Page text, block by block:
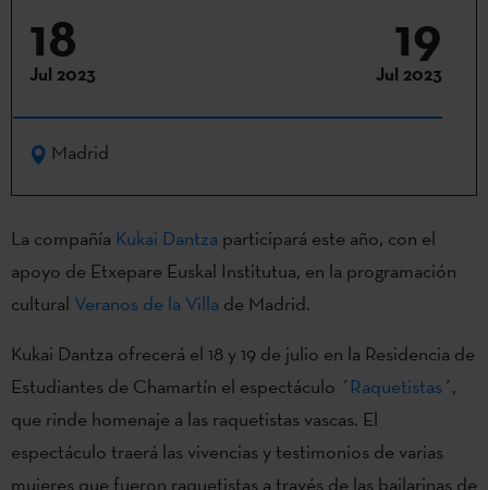
18
Jul 2023
19
Jul 2023
Madrid
La compañía Kukai Dantza participará este año, con el
apoyo de Etxepare Euskal Institutua, en la programación
cultural Veranos de la Villa de Madrid.
Kukai Dantza ofrecerá el 18 y 19 de julio en la Residencia de
Estudiantes de Chamartín el espectáculo ´ Raquetistas´,
que rinde homenaje a las raquetistas vascas. El
espectáculo traerá las vivencias y testimonios de varias
mujeres que fueron raquetistas a través de las bailarinas de